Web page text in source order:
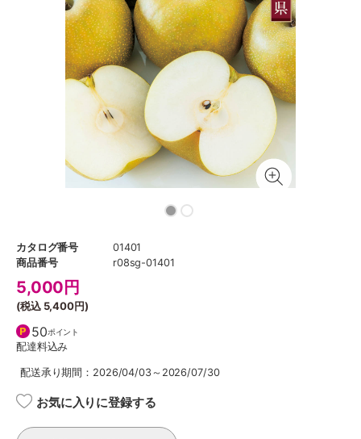
カタログ番号
01401
商品番号
r08sg-01401
5,000 円
(税込 5,400円)
50ポイント
配達料込み
配送承り期間：2026/04/03～2026/07/30
お気に入りに登録する